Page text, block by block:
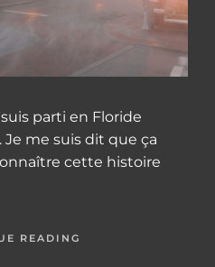
parti en Floride
Je me suis dit que ça
cette histoire
READING